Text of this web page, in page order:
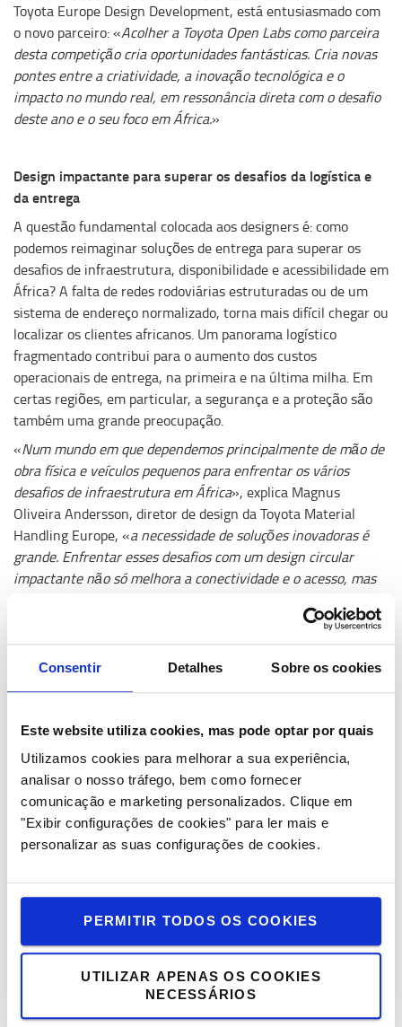
Consentir Detalhes Sobre os cookies
Este website utiliza cookies, mas pode optar por quais
Utilizamos cookies para melhorar a sua experiência,
analisar o nosso tráfego, bem como fornecer
comunicação e marketing personalizados. Clique em
"Exibir configurações de cookies" para ler mais e
personalizar as suas configurações de cookies.
PERMITIR TODOS OS COOKIES
UTILIZAR APENAS OS COOKIES
NECESSÁRIOS
Toyota Europe Design Development, está entusiasmado com
o novo parceiro: «Acolher a Toyota Open Labs como parceira
desta competição cria oportunidades fantásticas. Cria novas
pontes entre a criatividade, a inovação tecnológica e o
impacto no mundo real, em ressonância direta com o desafio
deste ano e o seu foco em África.»
Design impactante para superar os desafios da logística e
da entrega
A questão fundamental colocada aos designers é: como
podemos reimaginar soluções de entrega para superar os
desafios de infraestrutura, disponibilidade e acessibilidade em
África? A falta de redes rodoviárias estruturadas ou de um
sistema de endereço normalizado, torna mais difícil chegar ou
localizar os clientes africanos. Um panorama logístico
fragmentado contribui para o aumento dos custos
operacionais de entrega, na primeira e na última milha. Em
certas regiões, em particular, a segurança e a proteção são
também uma grande preocupação.
«Num mundo em que dependemos principalmente de mão de
obra física e veículos pequenos para enfrentar os vários
desafios de infraestrutura em África», explica Magnus
Oliveira Andersson, diretor de design da Toyota Material
Handling Europe, «a necessidade de soluções inovadoras é
grande. Enfrentar esses desafios com um design circular
impactante não só melhora a conectividade e o acesso, mas
oportunidades comerciais e impacta a vida das pessoas de
maneiras significativas.»
Critérios de avaliação
O concurso aceita candidaturas em quatro categorias
diferentes: Design de Produto, Plataformas Digitais, Inovação
Empresarial e uma categoria aberta, que acolhe candidaturas
únicas e criativas que não se enquadram nas categorias
tradicionais, mas que demonstram um impacto ou inovação
significativos.
que complementem ou melhorem o transporte, na entrega da
ou melhorem a conectividade nas operações de entrega. Os
designers são desafiados a pensar em oportunidades para dar
às comunidades carentes acesso a suprimentos importantes,
como medicamentos, alimentos e materiais educativos.
Olhando para o panorama geral, sistemas locais mais fortes e